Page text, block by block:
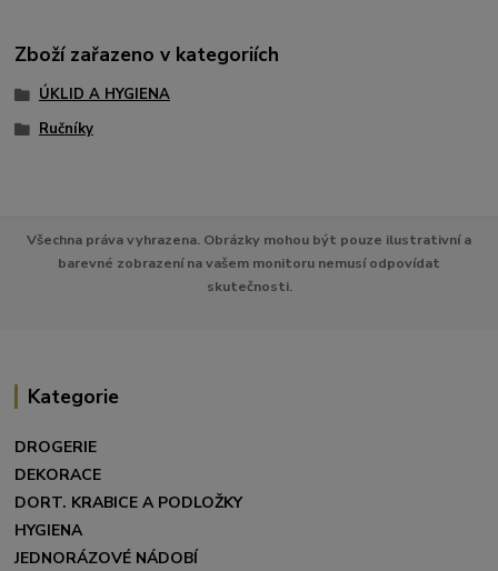
Zboží zařazeno v kategoriích
ÚKLID A HYGIENA
Ručníky
Všechna práva vyhrazena. Obrázky mohou být pouze ilustrativní a
barevné zobrazení na vašem monitoru nemusí odpovídat
skutečnosti.
Kategorie
DROGERIE
DEKORACE
DORT. KRABICE A PODLOŽKY
HYGIENA
JEDNORÁZOVÉ NÁDOBÍ